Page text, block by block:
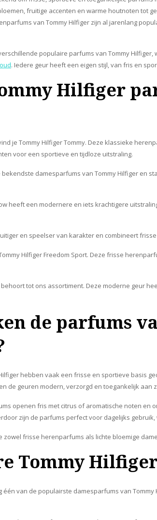
fruitige accenten en warme houtnoten tot
van Tommy Hilfiger zijn al jarenlang
populaire parfums van Tommy Hilfiger,
. Iedere geur heeft een eigen stijl, van fris en
Hilfiger
je Tommy Hilfiger Tommy. Deze klassieke
voor een sportieve en tijdloze uitstraling.
bekendste damesparfums van Tommy Hilfiger en
heeft een modernere en iets krachtigere
en speelser van karakter en combineert
Hilfiger Freedom Sport. Deze frisse
behoort tot ons assortiment. Deze moderne geur
de parfums
hebben vaak een frisse en sportieve basis
de geuren modern, verzorgd en toegankelijk aan
openen fris met citrus of aromatische noten en
zijn de parfums perfect voor dagelijks
zowel frisse herenparfums als lichte bloemige
Tommy
één van de populairste damesparfums van